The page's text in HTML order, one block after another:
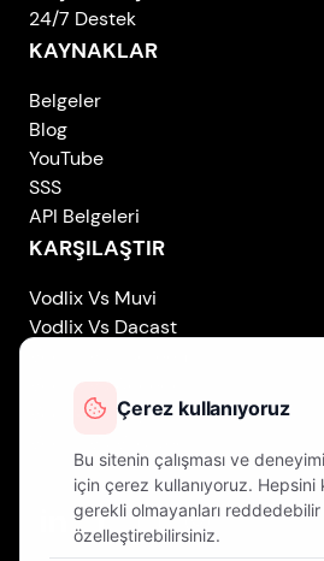
24/7 Destek
KAYNAKLAR
Belgeler
Blog
YouTube
SSS
API Belgeleri
KARŞILAŞTIR
Vodlix Vs Muvi
Vodlix Vs Dacast
Vodlix Vs Brightcove
Vodlix on LinkedIn
Vodlix on Facebook
Vodlix on X (Twitter)
Vodlix on